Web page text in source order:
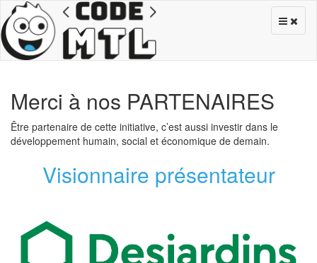
Merci à nos PARTENAIRES
Être partenaire de cette initiative, c’est aussi investir dans le
développement humain, social et économique de demain.
Visionnaire présentateur